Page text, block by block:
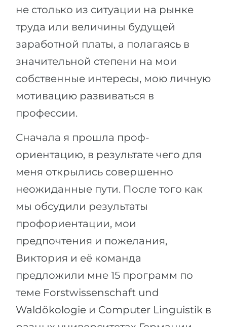
не столько из ситуации на рынке
труда или величины будущей
заработной платы, а полагаясь в
значительной степени на мои
собственные интересы, мою личную
мотивацию развиваться в
профессии.
Сначала я прошла проф-
ориентацию, в результате чего для
меня открылись совершенно
неожиданные пути. После того как
мы обсудили результаты
профориентации, мои
предпочтения и пожелания,
Виктория и её команда
предложили мне 15 программ по
теме Forstwissenschaft und
Waldökologie и Computer Linguistik в